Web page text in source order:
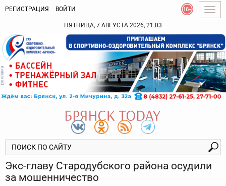
РЕГИСТРАЦИЯ ВОЙТИ
ПЯТНИЦА, 7 АВГУСТА 2026, 21:03
Экс-главу Стародубского района осудили
за мошенничество